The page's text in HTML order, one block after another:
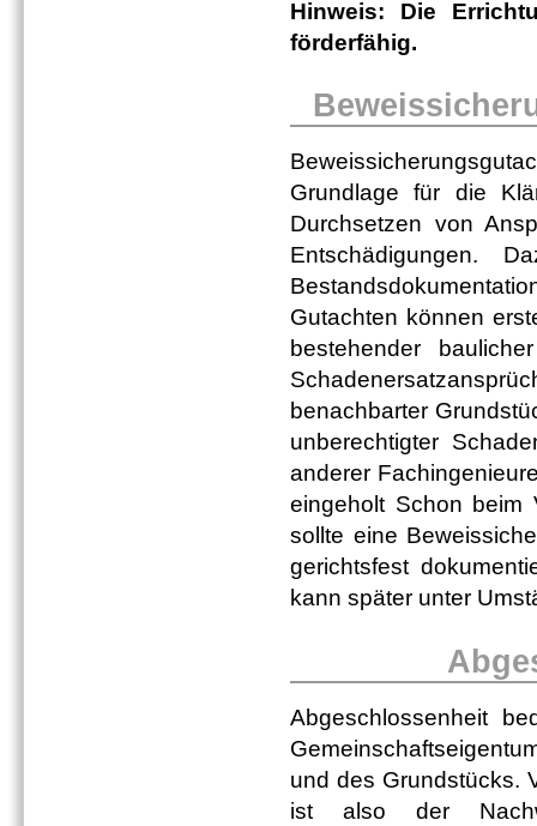
Hinweis: Die
förderfähig.
Grundlage für die
Durchsetzen von
Entschädigungen.
Gutachten können
bestehender
benachbarter
unberechtigter
anderer
eingeholt Schon beim
sollte eine
gerichtsfest
kann später unter
Abgeschlossenheit
und des Grundstücks.
ist also der